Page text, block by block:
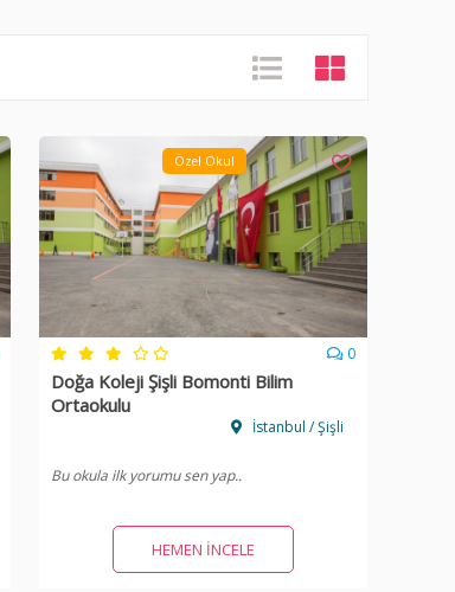
Özel Okul
0
Doğa Koleji Şişli Bomonti Bilim
Ortaokulu
İstanbul / Şişli
Bu okula ilk yorumu sen yap..
HEMEN İNCELE